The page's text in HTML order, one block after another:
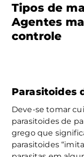
Tipos de
Agentes
controle
Parasitoides
Deve-se tomar
parasitoides de
grego que
parasitoides